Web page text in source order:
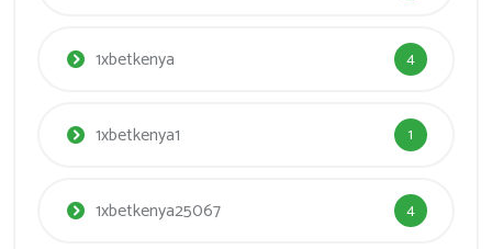
1xbetkenya 4
1xbetkenya1 1
1xbetkenya25067 4